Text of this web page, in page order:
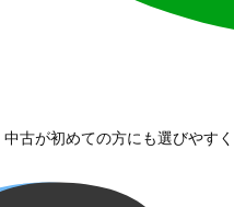
古が初めての方にも選びやす